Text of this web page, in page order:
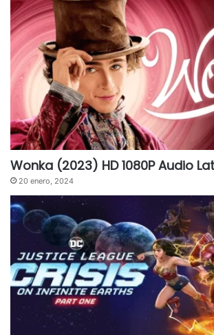
Wonka (2023) HD 1080P Audio
20 enero, 2024